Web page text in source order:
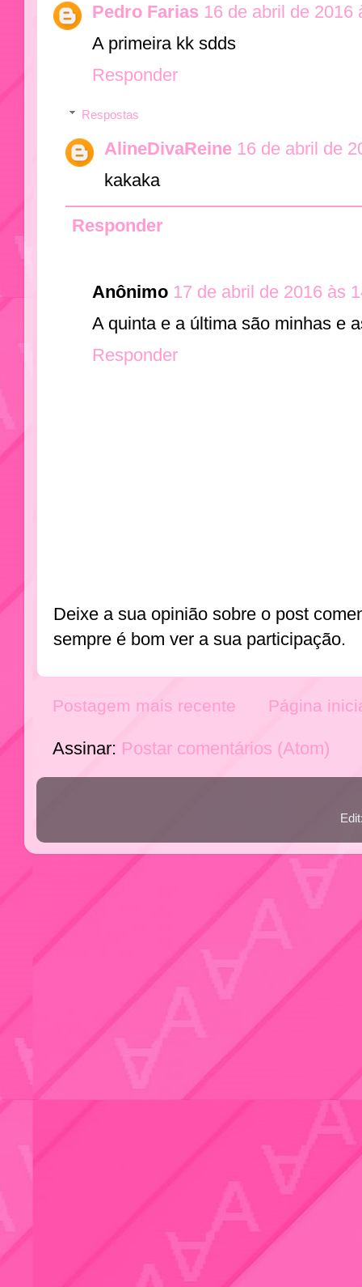
Pedro Farias 16 de abril de 2016
A primeira kk sdds
Responder
Respostas
AlineDivaReine 16 de abril de
kakaka
Responder
Anônimo 17 de abril de 2016 às
A quinta e a última são minhas e
Responder
Deixe a sua opinião sobre o post
sempre é bom ver a sua participação.
Postagem mais recente Página
Assinar: Postar comentários (Atom)